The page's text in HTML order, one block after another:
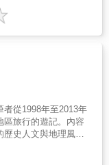
，如何因為蒐集微
人們深入交心，以及
此刻的你，
你，在人生路上勇
在澳洲旅行的
起陌生人的善良微
，他也得以與許多觀
的當地人，有了瞬間
行方式，持續與人們
己的故事，他也從
到省錢省時的目的！
的所到之處。分為亞
《各種主題式的環
旅行方式的讀者大
地圖：
、熱情、陽光、極
酷
，可充分發揮冒險
者從1998年至2013年
區旅行的遊記。內容
歷史人文與地理風貌
括了歐洲、亞洲、